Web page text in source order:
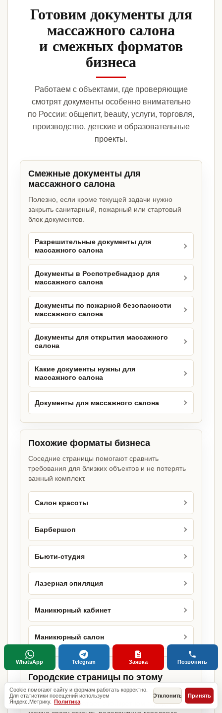
Готовим документы для
массажного салона
и смежных форматов
бизнеса
Работаем с объектами, где проверяющие
смотрят документы особенно внимательно
по России: общепит, beauty, услуги, торговля,
производство, детские и образовательные
проекты.
Смежные документы для
массажного салона
Полезно, если кроме текущей задачи нужно
закрыть санитарный, пожарный или стартовый
блок документов.
Разрешительные документы для
массажного салона
Документы в Роспотребнадзор для
массажного салона
Документы по пожарной безопасности
массажного салона
Документы для открытия массажного
салона
Какие документы нужны для
массажного салона
Документы для массажного салона
Похожие форматы бизнеса
Соседние страницы помогают сравнить
требования для близких объектов и не потерять
важный комплект.
Салон красоты
Барбершоп
Бьюти-студия
Лазерная эпиляция
Маникюрный кабинет
Маникюрный салон
Городские страницы по этому
направлению
Если объект работает в конкретном городе,
Cookie помогают сайту и формам работать корректно.
Для статистики посещений используем
Яндекс.Метрику. Политика
Отклонить Принять
WhatsApp Telegram Заявка Позвонить